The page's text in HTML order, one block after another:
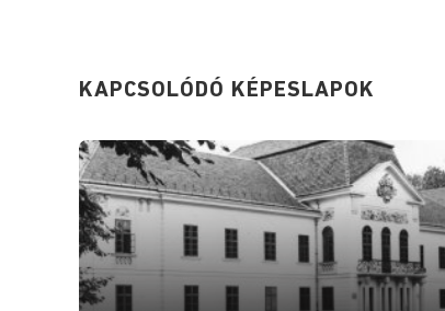
KAPCSOLÓDÓ KÉPESLAPOK